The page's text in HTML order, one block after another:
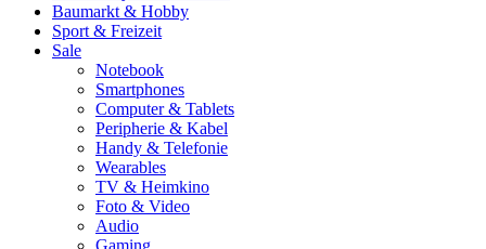
Baumarkt & Hobby
Sport & Freizeit
Sale
Notebook
Smartphones
Computer & Tablets
Peripherie & Kabel
Handy & Telefonie
Wearables
TV & Heimkino
Foto & Video
Audio
Gaming